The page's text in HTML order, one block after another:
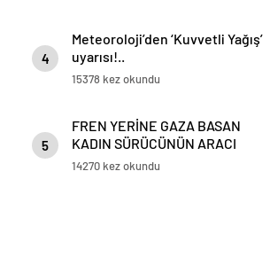
4
Meteoroloji’den ‘Kuvvetli Yağış’
uyarısı!..
15378 kez okundu
5
FREN YERİNE GAZA BASAN
KADIN SÜRÜCÜNÜN ARACI
KORKULUKLARDA ASILI KALDI
14270 kez okundu